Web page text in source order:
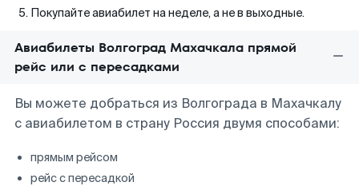
Покупайте авиабилет на неделе, а не в выходные.
Авиабилеты Волгоград Махачкала прямой
рейс или с пересадками
Вы можете добраться из Волгограда в Махачкалу
с авиабилетом в страну Россия двумя способами:
прямым рейсом
рейс с пересадкой